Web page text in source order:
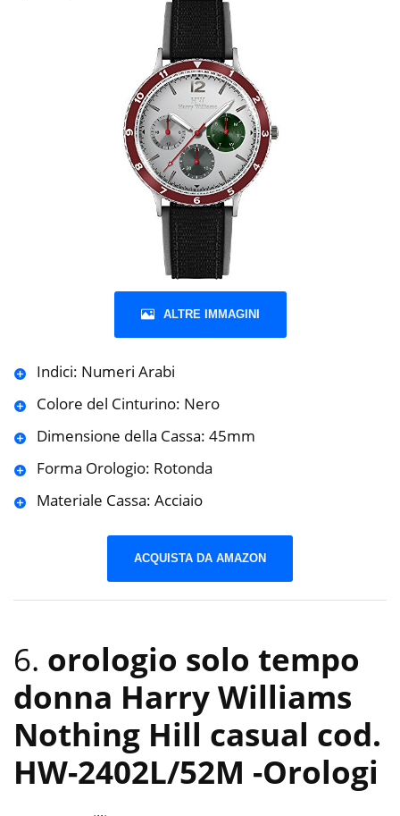
ALTRE IMMAGINI
Indici: Numeri Arabi
Colore del Cinturino: Nero
Dimensione della Cassa: 45mm
Forma Orologio: Rotonda
Materiale Cassa: Acciaio
ACQUISTA DA AMAZON
6. orologio solo tempo
donna Harry Williams
Nothing Hill casual cod.
HW-2402L/52M -Orologi